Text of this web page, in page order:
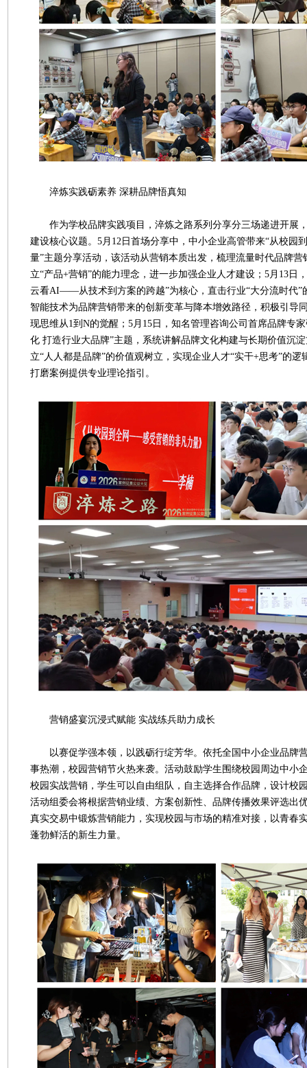
淬炼实践砺素养 深耕品牌悟真知
作为学校品牌实践项目，淬炼之路系列分享分三场递进开展
建设核心议题。5月12日首场分享中，中小企业高管带来“从校园
量”主题分享活动，该活动从营销本质出发，梳理流量时代品牌营
立“产品+营销”的能力理念，进一步加强企业人才建设；5月13日
云看AI——从技术到方案的跨越”为核心，直击行业“大分流时代”
智能技术为品牌营销带来的创新变革与降本增效路径，积极引导
现思维从1到N的觉醒；5月15日，知名管理咨询公司首席品牌专
化 打造行业大品牌”主题，系统讲解品牌文化构建与长期价值沉
立“人人都是品牌”的价值观树立，实现企业人才“实干+思考”的
打磨案例提供专业理论指引。
营销盛宴沉浸式赋能 实战练兵助力成长
以赛促学强本领，以践砺行绽芳华。依托全国中小企业品牌
事热潮，校园营销节火热来袭。活动鼓励学生围绕校园周边中小
校园实战营销，学生可以自由组队，自主选择合作品牌，设计校
活动组委会将根据营销业绩、方案创新性、品牌传播效果评选出
真实交易中锻炼营销能力，实现校园与市场的精准对接，以青春
蓬勃鲜活的新生力量。